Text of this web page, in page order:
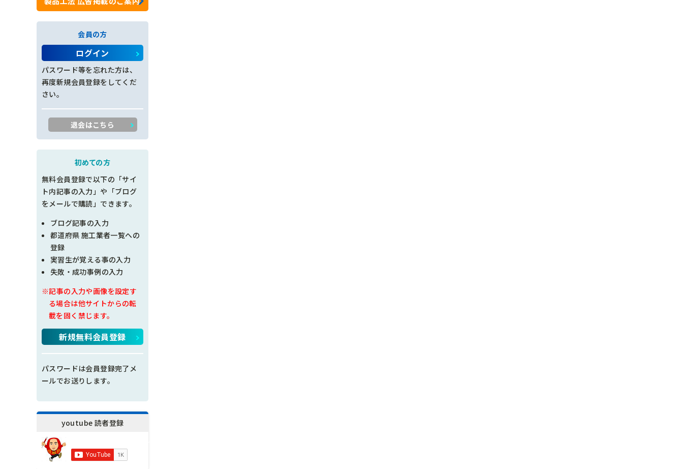
ロックネット工
法面工全般
施工管理
創意工夫
品質管理
出来形管理
工程管理
土木設計
現場問題点
その他
会員の方
ログイン
パスワード等を忘れた方は、
再度新規会員登録をしてくだ
さい。
退会はこちら
初めての方
無料会員登録で以下の「サイ
ト内記事の入力」や「ブログ
をメールで購読」できます。
ブログ記事の入力
都道府県 施工業者一覧への
登録
実習生が覚える事の入力
失敗・成功事例の入力
※記事の入力や画像を設定す
る場合は他サイトからの転
載を固く禁じます。
新規無料会員登録
パスワードは会員登録完了メ
ールでお送りします。
youtube 読者登録